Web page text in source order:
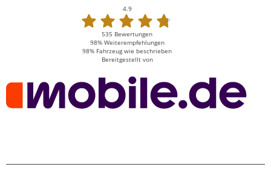
4.9
535 Bewertungen
98%Weiterempfehlungen
98% Fahrzeug wie beschrieben
Bereitgestellt von